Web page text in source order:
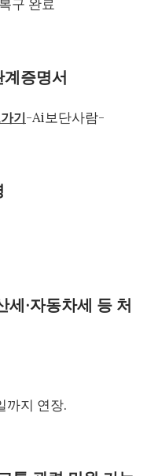
구 완료
증명서
기-Ai보단사람-
세∙자동차세 등 처
까지 연장.